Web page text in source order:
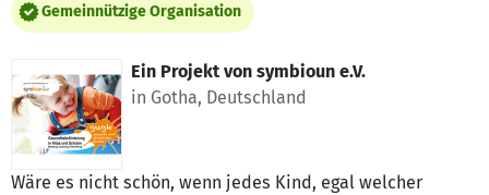
Gemeinnützige Organisation
Ein Projekt von symbioun e.V.
in Gotha, Deutschland
Wäre es nicht schön, wenn jedes Kind, egal welcher